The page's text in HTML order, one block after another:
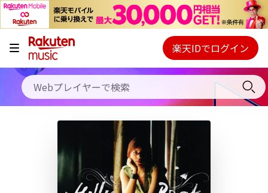
キャンペーン
料金プラン
使い方
初回30日間無料お試し
Webプレイヤー
ご契約内容の確認・変更
楽天IDでログイン